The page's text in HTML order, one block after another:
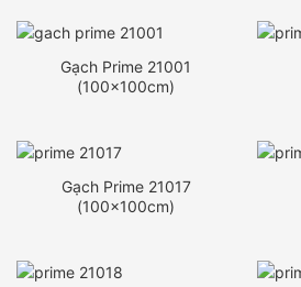
Gạch Prime 21001
(100x100cm)
Gạch Prime 21017
(100x100cm)